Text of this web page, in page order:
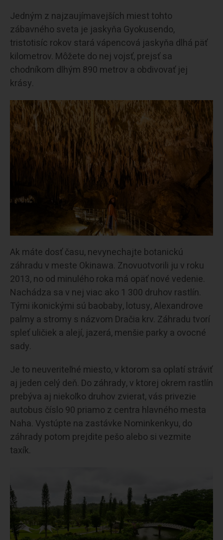
Jedným z najzaujímavejších miest tohto
zábavného sveta je jaskyňa Gyokusendo,
tristotisíc rokov stará vápencová jaskyňa dlhá päť
kilometrov. Môžete do nej vojsť, prejsť sa
chodníkom dlhým 890 metrov a obdivovať jej
krásy.
Ak máte dosť času, nevynechajte botanickú
záhradu v meste Okinawa. Znovuotvorili ju v roku
2013, no od minulého roka má opäť nové vedenie.
Nachádza sa v nej viac ako 1 300 druhov rastlín.
Tými ikonickými sú baobaby, lotusy, Alexandrove
palmy a stromy s názvom Dračia krv. Záhradu tvorí
spleť uličiek a alejí, jazerá, menšie parky a ovocné
sady.
Je to neuveriteľné miesto, v ktorom sa oplatí stráviť
aj jeden celý deň. Do záhrady, v ktorej okrem rastlín
prebýva aj niekoľko druhov zvierat, vás privezie
autobus číslo 90 priamo z centra hlavného mesta
Naha. Vystúpte na zastávke Nominkenkyu, do
záhrady potom prejdite pešo alebo si vezmite
taxík.